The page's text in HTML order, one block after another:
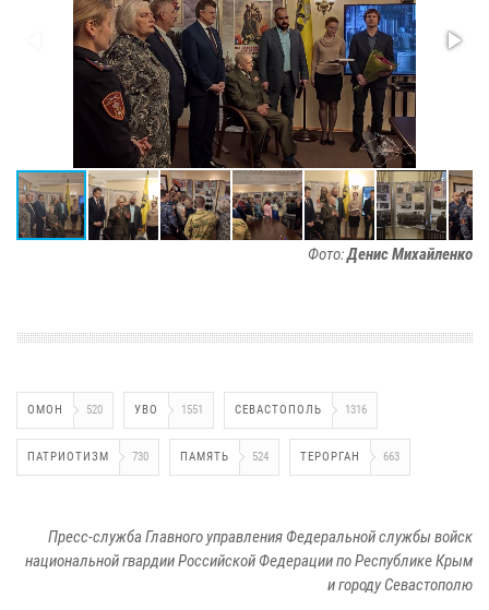
Фото:Денис Михайленко
ОМОН 520 УВО 1551 СЕВАСТОПОЛЬ 1316
ПАТРИОТИЗМ 730 ПАМЯТЬ 524 ТЕРОРГАН 663
Пресс-служба Главного управления Федеральной службы войск
национальной гвардии Российской Федерации по Республике Крым
и городу Севастополю